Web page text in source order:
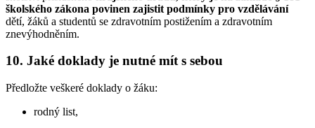
školského zákona povinen zajistit podmínky pro vzdělávání
dětí, žáků a studentů se zdravotním postižením a zdravotním
znevýhodněním.
10. Jaké doklady je nutné mít s sebou
Předložte veškeré doklady o žáku:
rodný list,